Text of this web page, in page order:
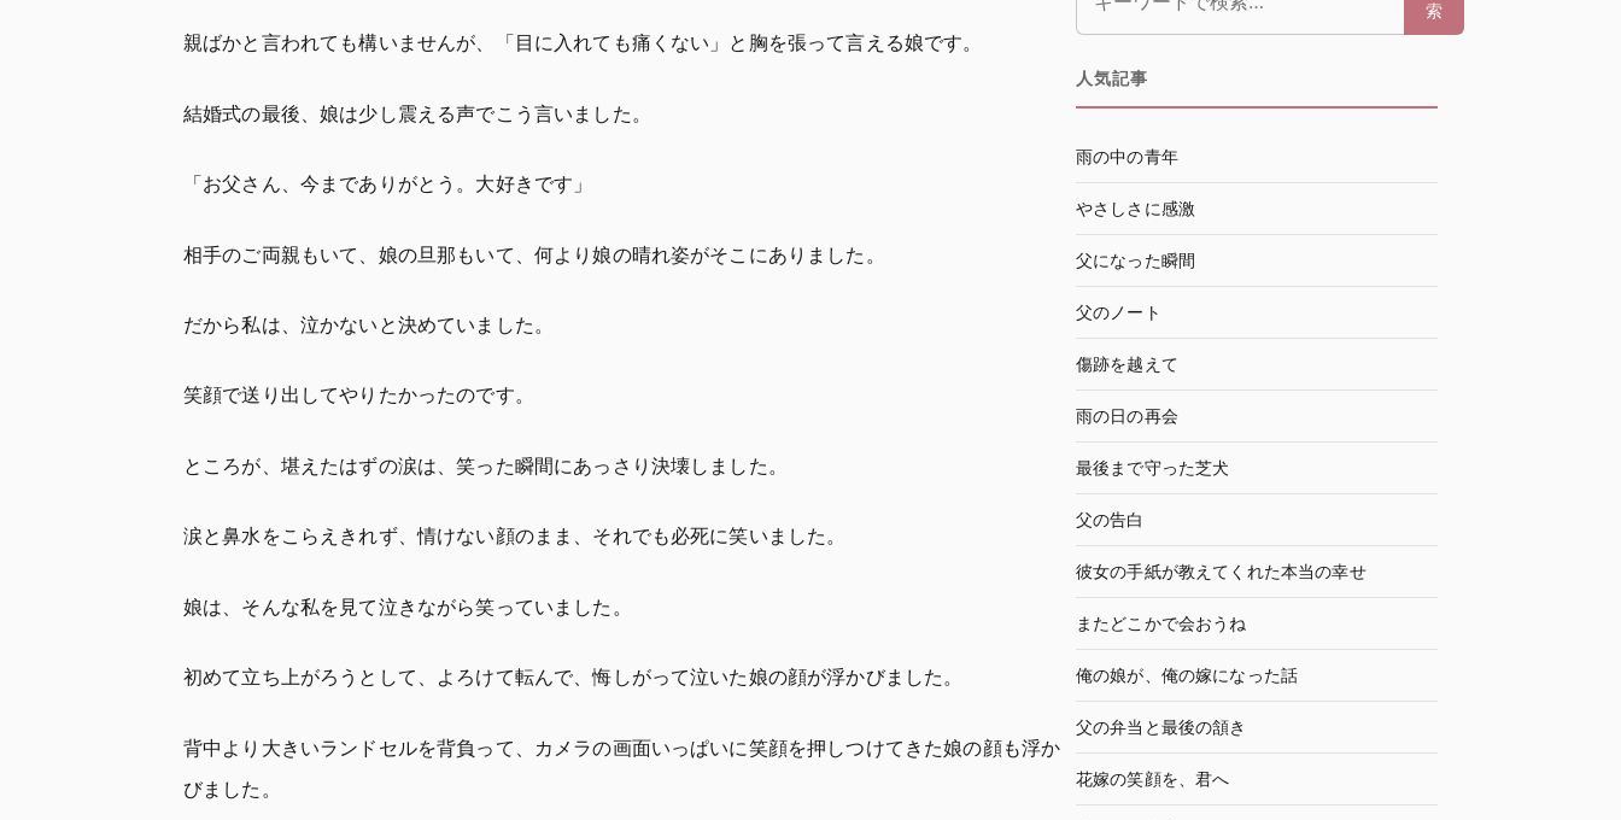
親ばかと言われても構いませんが、「目に入れても痛くない」と胸を張って言える娘です。
結婚式の最後、娘は少し震える声でこう言いました。
「お父さん、今までありがとう。大好きです」
相手のご両親もいて、娘の旦那もいて、何より娘の晴れ姿がそこにありました。
だから私は、泣かないと決めていました。
笑顔で送り出してやりたかったのです。
ところが、堪えたはずの涙は、笑った瞬間にあっさり決壊しました。
涙と鼻水をこらえきれず、情けない顔のまま、それでも必死に笑いました。
娘は、そんな私を見て泣きながら笑っていました。
初めて立ち上がろうとして、よろけて転んで、悔しがって泣いた娘の顔が浮かびました。
背中より大きいランドセルを背負って、カメラの画面いっぱいに笑顔を押しつけてきた娘の顔も浮か
びました。
索
人気記事
雨の中の青年
やさしさに感激
父になった瞬間
父のノート
傷跡を越えて
雨の日の再会
最後まで守った芝犬
父の告白
彼女の手紙が教えてくれた本当の幸せ
またどこかで会おうね
俺の娘が、俺の嫁になった話
父の弁当と最後の頷き
花嫁の笑顔を、君へ